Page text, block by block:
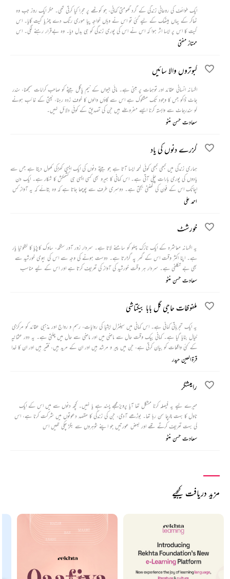
ایک طوائف کی روحانی زندگی کے گرد گھومتی کہانی، جو کوٹھے پر مجرا کیا کرتی تھی۔ مگر ایک روز جب وہ
ٹھاکر کے یہاں بیٹھک کے لیے گئی تو اس نے وہاں خواجہ پیا موری رنگ دے چنریا گیت گایا۔ اس
گیت کا اس پر ایسا اثر ہوا کہ اس نے اس کی پوری زندگی کو ہی بدل دیا۔ وہ بےقرار رہنے لگی۔ اس
بیقراری سے نجات پانے کے لیے اس نے ٹھاکر سے شادی کر لی۔ مگر اس کے بعد بھی اسے سکون
ممتاز مفتی
کبوتروں والا سائیں
افسانہ انسانی عقائد اور توہمات پر مبنی ہے۔ مائی جیواں کے نیم پاگل بیٹے کو صاحب کرامات سمجھنا، سندر
جاٹ ڈاکو جس کا وجود تک مشکوک ہے اس سے گاؤں والوں کا خوف زدہ رہنا، نیتی کے غائب ہونے
کو سندرجاٹ سے وابستہ کرنا ایسے مفروضے ہیں جن کی تصدیق کے کوئی دلائل نہیں۔
سعادت حسن منٹو
گزرے دنوں کی یاد
ہماری زندگی میں کبھی کبھی کوئی لمحہ ایسا آتا ہے جو بیتے دنوں کی ایک ایسی کھڑکی کھول دیتا ہے جس سے
یادوں کی پوری بارات چلی آتی ہے۔ اس کہانی کا ہیرو بھی کسی ایسی ہی کشمکش کا شکار ہے۔ ایک دن
اچانک اس کے فون کی گھنٹی بجتی ہے۔ دوسری طرف سے پوچھا جاتا ہے کہ وہ بتائے کہ یہ آواز کس
کی ہے۔ ہیرو اپنی یادداشت کے مطابق کئی لڑکیوں کے نام بتاتا ہے اور فون کرنے والی لڑکی سے
احمد علی
خورشٹ
یہ افسانہ معاشرہ کے ایک نازک پہلو کو سامنے لاتا ہے۔ سردار زور آور سنگھ، ساوک کاپڑیا کا لنگوٹیا یار
ہے۔ اپنا اکثر وقت اس کے گھر پہ گزارتا ہے۔ دوست ہونے کی وجہ سے اس کی بیوی خورشید سے
بھی بے تکلفی ہے۔ سردار ہر وقت خورشید کی آواز کی تعریف کرتا ہے اور اس کے لیے مناسب
اسٹوڈیو کی تلاش میں رہتا ہے۔ اپنے ان حربوں کے ذریعہ وہ خورشید کو رام کر کے اس سے شادی کر
سعادت حسن منٹو
ملفوظات حاجی گل بابا بیکتاشی
یہ ایک تجرباتی کہانی ہے۔ اس کہانی میں سینٹرل ایشیا کی روایات، رسم و رواج اور مذہبی عقائد کو مرکزی
خیال بنایا گیا ہے۔ کہانی بیک وقت حال سے ماضی میں اور ماضی سے حال میں چلتی ہے۔ یہ دور عثمانیہ
کے کئی واقعات کو بیان کرتی ہے، جن میں پیر و مرشد ہیں اور ان کے مرید ہیں، فقیر ہیں اور ان کا خدا
اور رسول سے روحانی رشتہ ہے۔ ایک اہم خاتون کردار جس کا شوہر لاپتہ ہو گیا ہے، اس کی تلاش کے
قرۃالعین حیدر
رامیشگر
میرے لیے یہ فیصلہ کرنا مشکل تھا آیا پرویز مجھے پسند ہے یا نہیں۔ کچھ دنوں سے میں اس کے ایک
ناول کا بہت چرچا سن رہا تھا۔ بوڑھے آدمی، جن کی زندگی کا مقصد دعوتوں میں شرکت کرنا ہے، اس
کی بہت تعریف کرتے تھے اور بعض عورتیں جو اپنے شوہروں سے بگڑ چکی تھیں اس
سعادت حسن منٹو
مزید دریافت کیجیے